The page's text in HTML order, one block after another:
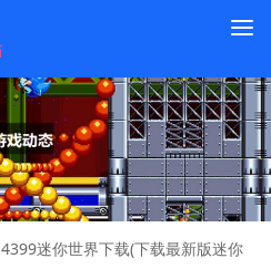
4399迷你世界下载(下载最新版迷你